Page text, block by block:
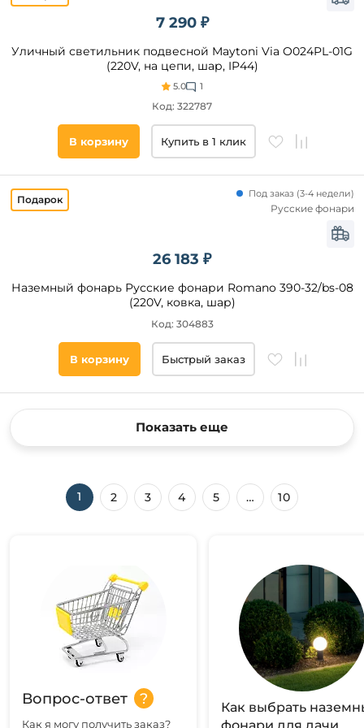
7 290 ₽
Уличный светильник подвесной Maytoni Via O024PL-01G
(220V, на цепи, шар, IP44)
5.0 1
Код: 322787
В корзину Купить в 1 клик
26 183 ₽
Наземный фонарь Русские фонари Romano 390-32/bs-08
(220V, ковка, шар)
Под заказ (3-4 недели)
Код: 304883
Русские фонари
В корзину Быстрый заказ
Показать еще
1 2 3 4 5 … 10
Вопрос-ответ
Как я могу получить заказ?
Как выбрать